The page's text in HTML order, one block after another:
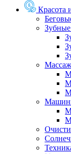
Красота